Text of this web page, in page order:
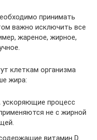
принимать
важно исключить все
жареное, жирное,
клеткам организма
жира:
процесс
не с жирной
витамин D.